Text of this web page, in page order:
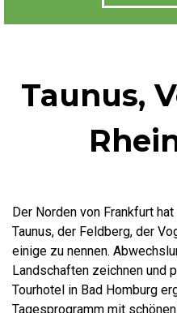
Taunus,
Der Norden von Frankfurt
Taunus, der Feldberg, der
einige zu nennen.
Landschaften zeichnen und
Tourhotel in Bad Homburg
Tagesprogramm mit